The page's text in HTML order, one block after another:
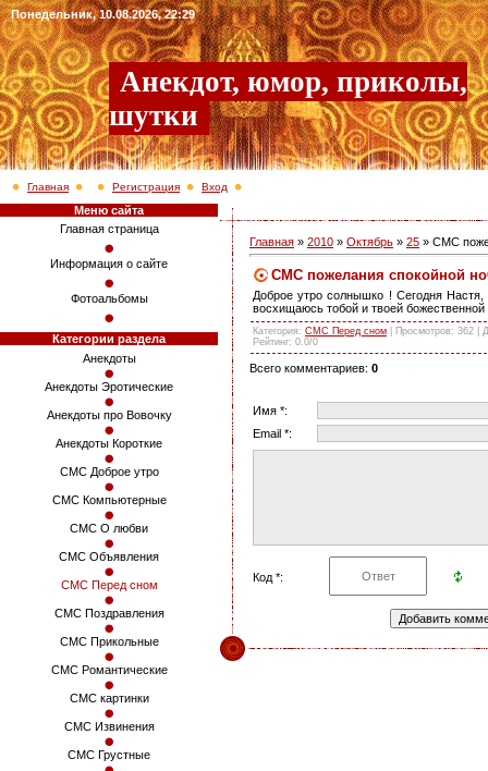
Понедельник, 10.08.2026, 22:29
Анекдот, юмор, приколы,
шутки
Главная Регистрация Вход
Меню сайта
Главная страница
Информация о сайте
Фотоальбомы
Категории раздела
Анекдоты
Анекдоты Эротические
Анекдоты про Вовочку
Анекдоты Короткие
СМС Доброе утро
СМС Компьютерные
СМС О любви
СМС Объявления
СМС Перед сном
СМС Поздравления
СМС Прикольные
СМС Романтические
СМС картинки
СМС Извинения
СМС Грустные
Главная » 2010 » Октябрь » 25 » СМС
СМС пожелания спокойной
Доброе утро солнышко ! Сегодня
восхищаюсь тобой и твоей
Категория: СМС Перед сном Просмотров: 362 |
Рейтинг: 0.0/0
Всего комментариев: 0
Имя *:
Email *:
Код *: